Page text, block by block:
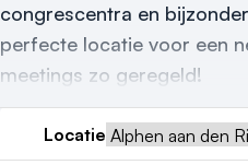
Vraag locatie aan
Locatiegids
Meld locatie aan
congrescentra en
perfecte locatie voor een
meetings zo geregeld!
Locatie